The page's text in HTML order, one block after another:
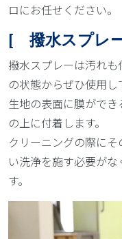
ロにお任せください。
[ 撥水スプレ
撥水スプレーは汚れ
の状態からぜひ使用し
生地の表面に膜がで
の上に付着します。
クリーニングの際に
い洗浄を施す必要が
す。